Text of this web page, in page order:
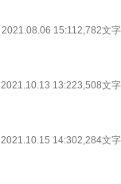
2021.08.06 15:112,782文字
2021.10.13 13:223,508文字
2021.10.15 14:302,284文字